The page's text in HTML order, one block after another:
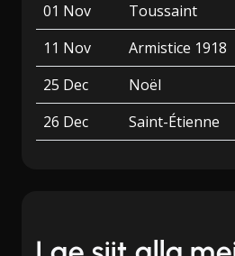
01 Nov
Toussaint
11 Nov
Armistice 1918
25 Dec
Noël
26 Dec
Saint-Étienne